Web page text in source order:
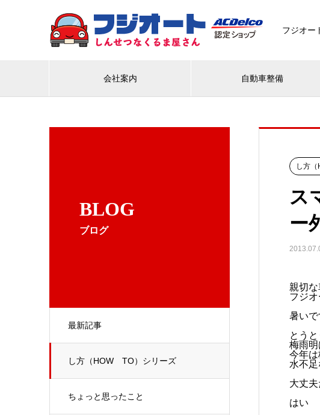
フジオー
会社案内 自動車整備
BLOG
ブログ
最新記事
し方（HOW TO）シリーズ
ちょっと思ったこと
し方
ス
ー
親切
フジ
暑いで
とうと
梅雨
今年は
水不
大丈
はい